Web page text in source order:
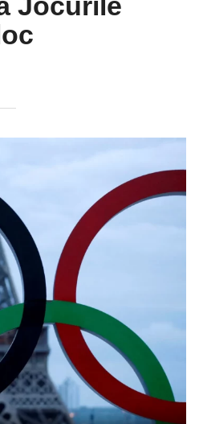
Jocurile